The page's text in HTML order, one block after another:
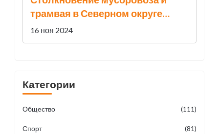
трамвая в Северном округе
Москвы: подробности ДТП
16 ноя 2024
Категории
Общество (111)
Спорт (81)